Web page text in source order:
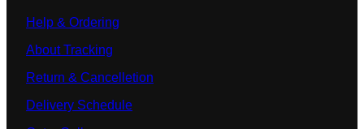
Help & Ordering
About Tracking
Return & Cancelletion
Delivery Schedule